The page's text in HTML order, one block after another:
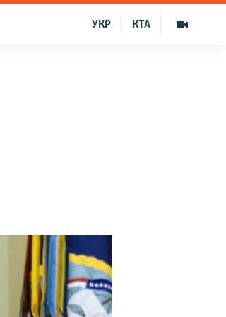
КТА
УКР